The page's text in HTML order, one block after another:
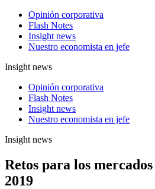
Opinión corporativa
Flash Notes
Insight news
Nuestro economista en jefe
Insight news
Opinión corporativa
Flash Notes
Insight news
Nuestro economista en jefe
Insight news
Retos para los
2019